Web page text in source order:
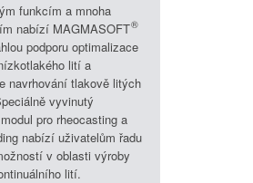
funkcím a mnoha
nabízí MAGMASOFT
®
podporu optimalizace
lití a
navrhování tlakově litých
vyvinutý
pro rheocasting a
nabízí uživatelům řadu
v oblasti výroby
lití.